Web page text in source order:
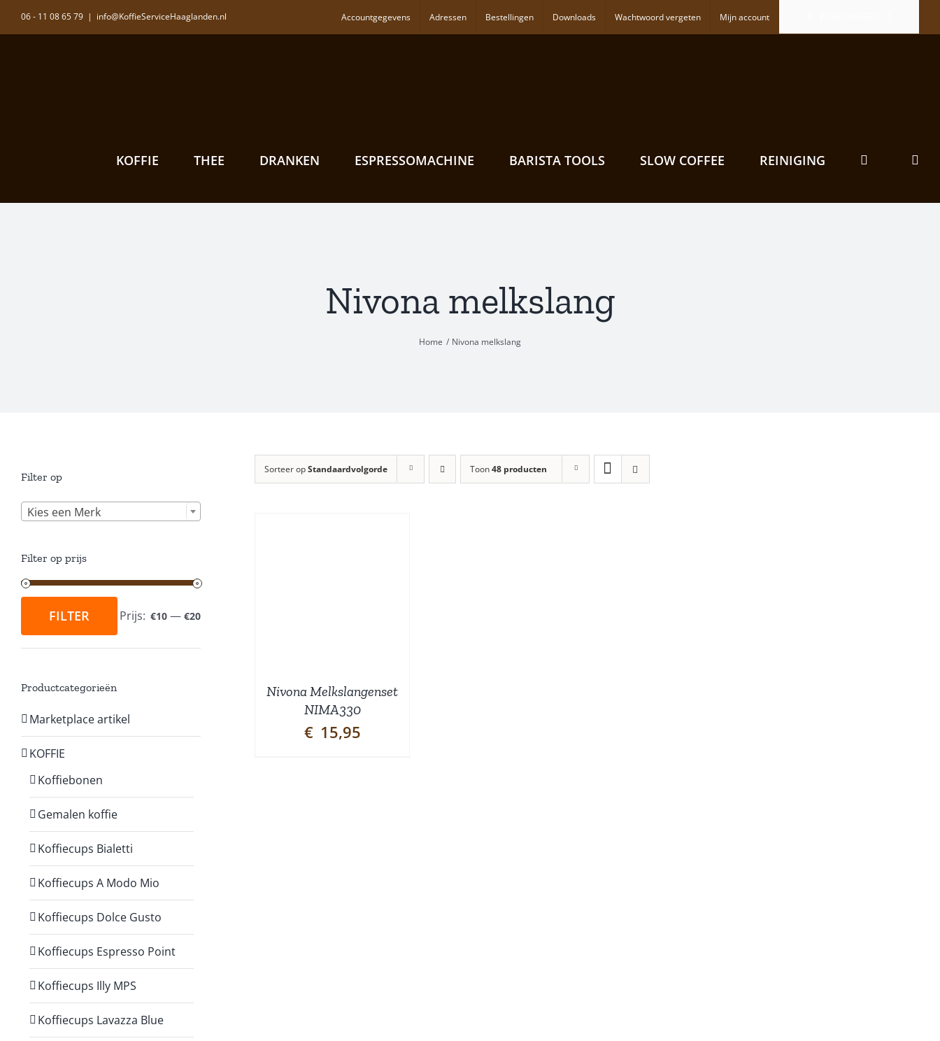
06 - 11 08 65 79 | info@KoffieServiceHaaglanden.nl Accountgegevens Adressen Bestellingen Downloads Wachtwoord vergeten Mijn account
KOFFIE THEE DRANKEN ESPRESSOMACHINE BARISTA TOOLS SLOW COFFEE REINIGING
Nivona melkslang
Home Nivona melkslang
Sorteer opStandaardvolgorde Toon48 producten
TOEVOEGEN AAN
Nivona Melkslangenset
NIMA330
€ 15,95
Filter op
Kies een Merk
Filter op prijs
prijs
prijs
FILTER Prijs: €10— €20
Productcategorieën
Marketplace artikel
KOFFIE
Koffiebonen
Gemalen koffie
Koffiecups Bialetti
Koffiecups A Modo Mio
Koffiecups Dolce Gusto
Koffiecups Espresso Point
Koffiecups Illy MPS
Koffiecups Lavazza Blue